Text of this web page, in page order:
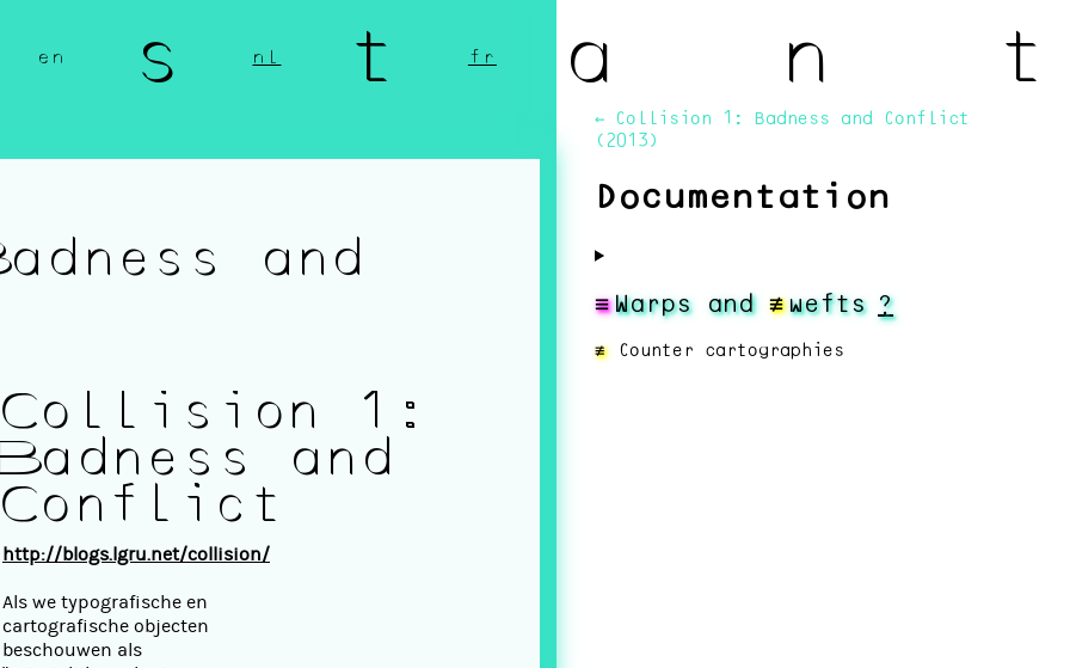
s t a n t
en nl fr